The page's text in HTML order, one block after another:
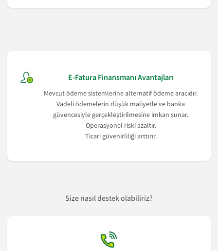
E-Fatura Finansmanı Avantajları
Mevcut ödeme sistemlerine alternatif ödeme aracıdır.
Vadeli ödemelerin düşük maliyetle ve banka
güvencesiyle gerçekleştirilmesine imkan sunar.
Operasyonel riski azaltır.
Ticari güvenirliliği arttırır.
Size nasıl destek olabiliriz?